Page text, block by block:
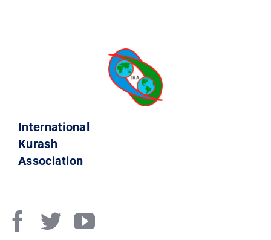
International
Kurash
Association